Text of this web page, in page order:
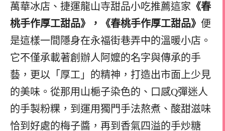
萬華冰店、捷運龍山寺甜品小吃推薦這家 《春
桃手作厚工甜品》，《春桃手作厚工甜品》 便
是這樣一間隱身在永福街巷弄中的溫暖小店。
它不僅承載著創辦人阿嬤的名字與傳承的手
藝，更以「厚工」的精神，打造出市面上少見
的美味。從那用山梔子染色的、口感Q彈迷人
的手製粉粿，到運用獨門手法熬煮、酸甜滋味
恰到好處的梅子醬，再到香氣四溢的手炒糖